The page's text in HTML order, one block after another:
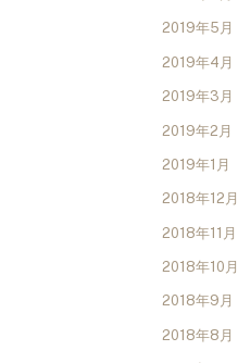
2019年5月
2019年4月
2019年3月
2019年2月
2019年1月
2018年12月
2018年11月
2018年10月
2018年9月
2018年8月